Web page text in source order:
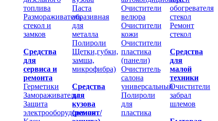
топлива
Размораживатель
стекол и
замков
Средства
для
сервиса и
ремонта
Герметики
Замораживатели
Защита
электрооборудования
Паста
абразивная
для
металла
Полироли
Щетки,губки,
замша,
микрофибра)
Средства
для
кузова
(ремонт/
Очистители
велюра
Очистители
кожи
Очистители
пластика
(панели)
Очиститель
салона
универсальный
Полироли
для
пластика
обогревателя
стекол
Ремонт
стекол
Средства
для
малой
техники
Очистители
забрал
шлемов